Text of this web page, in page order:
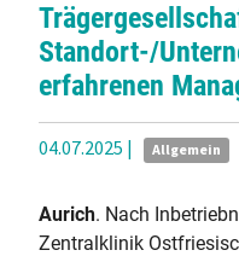
Standort-/
erfahrenen
04.07.2025 | Allgemein
Aurich. Nach
Zentralklinik